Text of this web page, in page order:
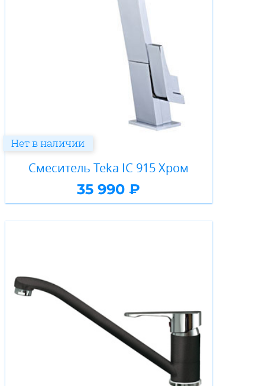
Смеситель Teka IC 915 Хром
35 990 ₽
Нет в наличии